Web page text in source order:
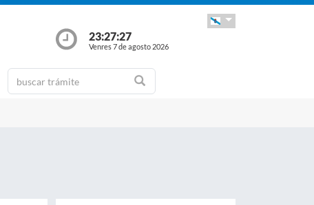
23:27:27
Venres 7 de agosto 2026